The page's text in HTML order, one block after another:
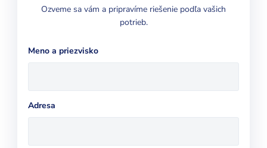
Ozveme sa vám a pripravíme riešenie podľa vašich
potrieb.
Meno a priezvisko
Adresa